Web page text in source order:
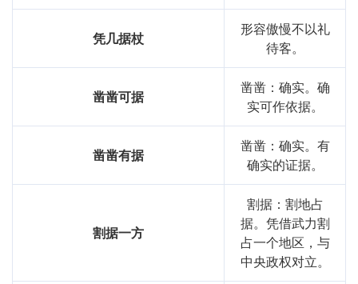
凭几据杖
形容傲慢不以礼
待客。
凿凿可据
凿凿：确实。确
实可作依据。
凿凿有据
凿凿：确实。有
确实的证据。
割据一方
割据：割地占
据。凭借武力割
占一个地区，与
中央政权对立。